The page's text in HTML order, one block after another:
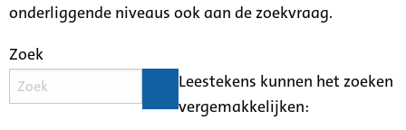
onderliggende niveaus ook aan de zoekvraag.
Zoek
Leestekens kunnen het zoeken
vergemakkelijken: